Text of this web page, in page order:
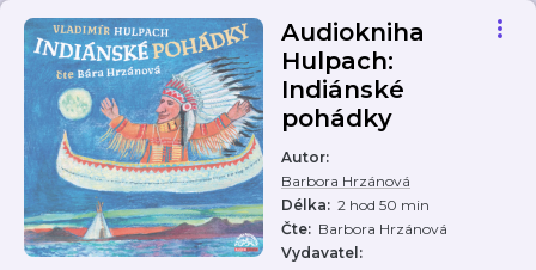
Audiokniha
Hulpach:
Indiánské
pohádky
Autor:
Barbora Hrzánová
Délka: 2 hod 50 min
Čte: Barbora Hrzánová
Vydavatel :